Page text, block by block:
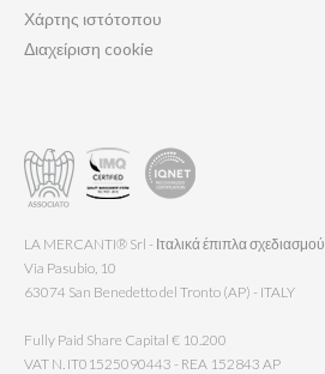
Χάρτης ιστότοπου
Διαχείριση cookie
LA MERCANTI® Srl - Ιταλικά έπιπλα σχεδιασμού
Via Pasubio, 10
63074 San Benedetto del Tronto (AP) - ITALY
Fully Paid Share Capital € 10.200
VAT N. IT01525090443 - REA 152843 AP